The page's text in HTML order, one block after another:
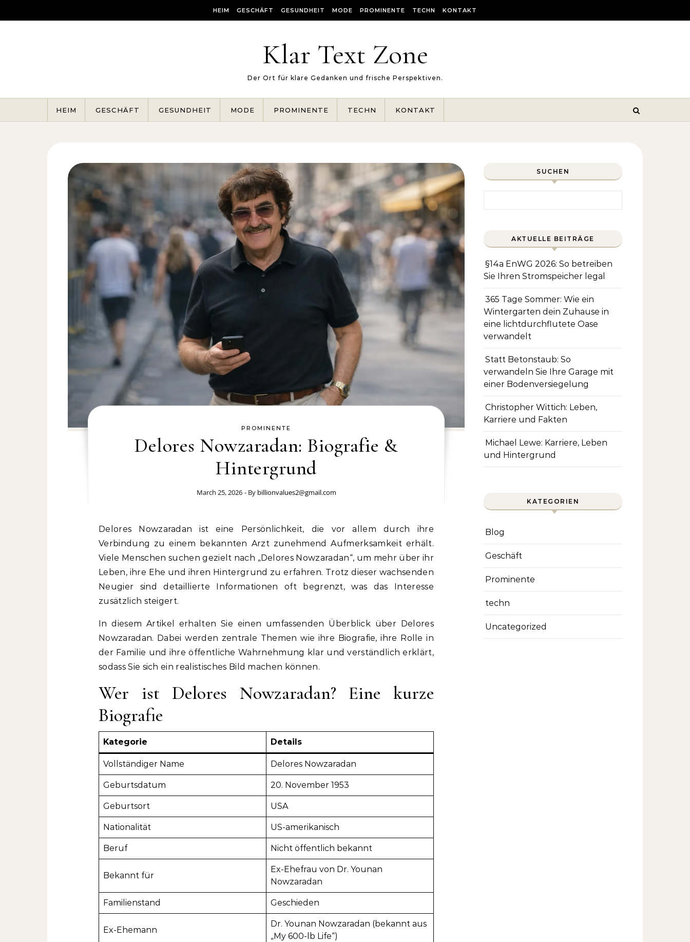
HEIM GESCHÄFT GESUNDHEIT MODE PROMINENTE TECHN KONTAKT
Klar Text Zone
Der Ort für klare Gedanken und frische Perspektiven.
HEIM GESCHÄFT GESUNDHEIT MODE PROMINENTE TECHN KONTAKT
PROMINENTE
Delores Nowzaradan: Biografie &
Hintergrund
March 25, 2026 - By billionvalues2@gmail.com
Delores Nowzaradan ist eine Persönlichkeit, die vor allem durch ihre
Verbindung zu einem bekannten Arzt zunehmend Aufmerksamkeit erhält.
Viele Menschen suchen gezielt nach „Delores Nowzaradan“, um mehr über ihr
Leben, ihre Ehe und ihren Hintergrund zu erfahren. Trotz dieser wachsenden
Neugier sind detaillierte Informationen oft begrenzt, was das Interesse
zusätzlich steigert.
In diesem Artikel erhalten Sie einen umfassenden Überblick über Delores
Nowzaradan. Dabei werden zentrale Themen wie ihre Biografie, ihre Rolle in
der Familie und ihre öffentliche Wahrnehmung klar und verständlich erklärt,
sodass Sie sich ein realistisches Bild machen können.
Wer ist Delores Nowzaradan? Eine kurze
Biografie
Kategorie Details
Vollständiger Name Delores Nowzaradan
Geburtsdatum 20. November 1953
Geburtsort USA
Nationalität US-amerikanisch
Beruf Nicht öffentlich bekannt
Bekannt für
Ex-Ehefrau von Dr. Younan
Nowzaradan
Familienstand Geschieden
Ex-Ehemann
Dr. Younan Nowzaradan (bekannt aus
„My 600-lb Life“)
SUCHEN
AKTUELLE BEITRÄGE
§14a EnWG 2026: So betreiben
Sie Ihren Stromspeicher legal
365 Tage Sommer: Wie ein
Wintergarten dein Zuhause in
eine lichtdurchflutete Oase
verwandelt
Statt Betonstaub: So
verwandeln Sie Ihre Garage mit
einer Bodenversiegelung
Christopher Wittich: Leben,
Karriere und Fakten
Michael Lewe: Karriere, Leben
und Hintergrund
KATEGORIEN
Blog
Geschäft
Prominente
techn
Uncategorized